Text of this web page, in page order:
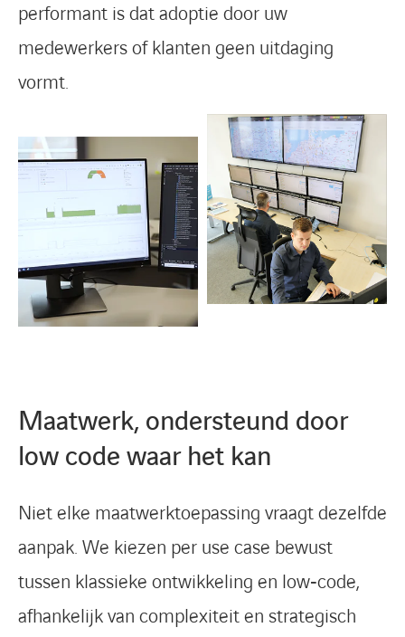
performant is dat adoptie door uw
medewerkers of klanten geen uitdaging
vormt.
Maatwerk, ondersteund door
low code waar het kan
Niet elke maatwerktoepassing vraagt dezelfde
aanpak. We kiezen per use case bewust
tussen klassieke ontwikkeling en low‑code,
afhankelijk van complexiteit en strategisch